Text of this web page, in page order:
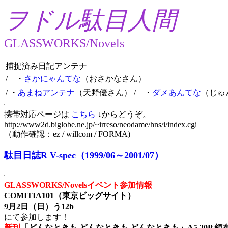
ヲドル駄目人間
GLASSWORKS/Novels
捕捉済み日記アンテナ
/ ・ さかにゃんてな （おさかなさん）
/ ・ あまねアンテナ （天野優さん） / ・ ダメあんてな （じ
携帯対応ページは こちら ↓からどうぞ。
http://www2d.biglobe.ne.jp/~irreso/neodame/hns/i/index.cgi
（動作確認：ez / willcom / FORMA)
駄目日誌R V-spec（1999/06～2001/07）
GLASSWORKS/Novelsイベント参加情報
COMITIA101（東京ビッグサイト）
9月2日（日）う12b
にて参加します！